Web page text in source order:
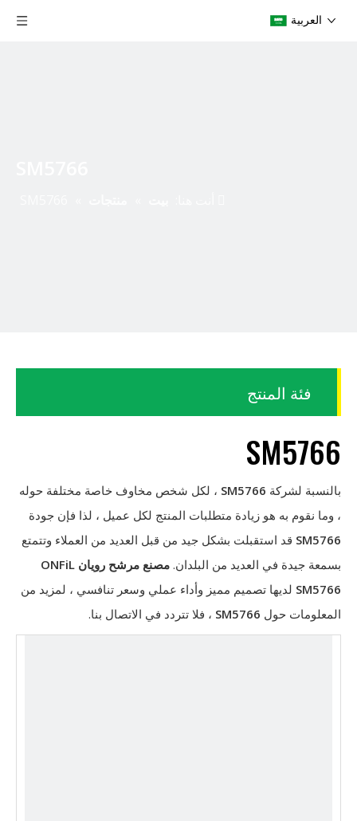
العربية
فئة المنتج
SM5766
بالنسبة لشركة SM5766 ، لكل شخص مخاوف خاصة مختلفة حوله
، وما نقوم به هو زيادة متطلبات المنتج لكل عميل ، لذا فإن جودة
SM5766 قد استقبلت بشكل جيد من قبل العديد من العملاء وتتمتع
بسمعة جيدة في العديد من البلدان. مصنع مرشح رويان ONFiL
SM5766 لديها تصميم مميز وأداء عملي وسعر تنافسي ، لمزيد من
المعلومات حول SM5766 ، فلا تتردد في الاتصال بنا.